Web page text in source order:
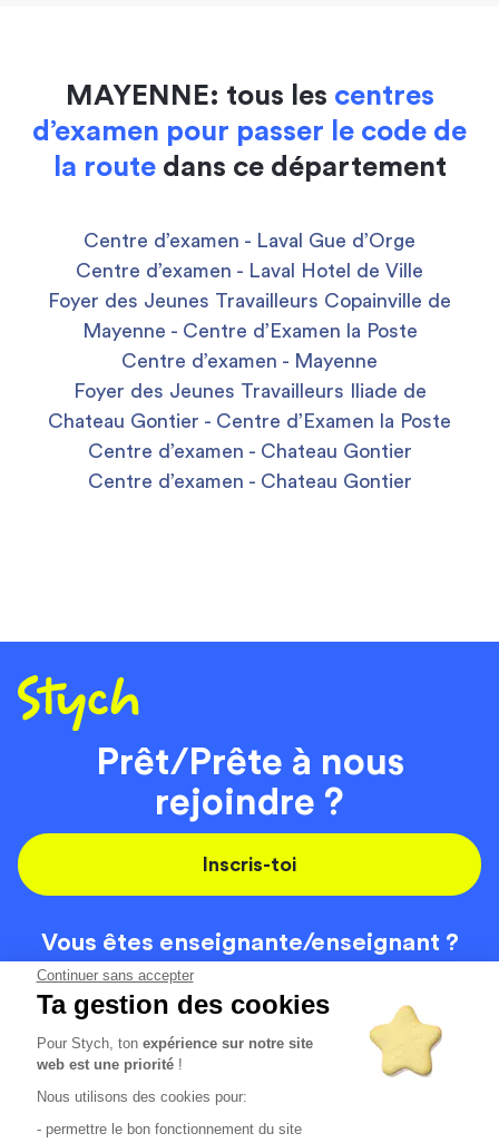
Continuer sans accepter
Ta gestion des cookies
Pour Stych, tonexpérience sur notre site
web est une priorité !
Nous utilisons des cookies pour:
- permettre le bon fonctionnement du site
MAYENNE: tous les centres
d’examen pour passer le code de
la routedans ce département
Centre d’examen - Laval Gue d’Orge
Centre d’examen - Laval Hotel de Ville
Foyer des Jeunes Travailleurs Copainville de
Mayenne - Centre d’Examen la Poste
Centre d’examen - Mayenne
Foyer des Jeunes Travailleurs Iliade de
Chateau Gontier - Centre d’Examen la Poste
Centre d’examen - Chateau Gontier
Centre d’examen - Chateau Gontier
Prêt/Prête à nous
rejoindre ?
Inscris-toi
Vous êtes enseignante/enseignant ?
On recrute
Code de la route
Contact